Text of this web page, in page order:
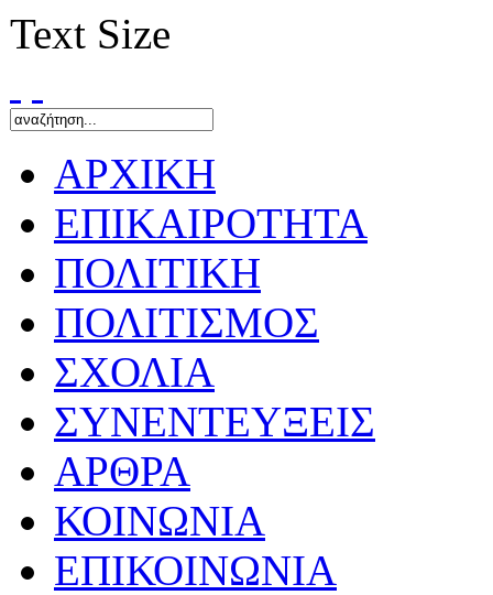
Text Size
ΑΡΧΙΚΗ
ΕΠΙΚΑΙΡΟΤΗΤΑ
ΠΟΛΙΤΙΚΗ
ΠΟΛΙΤΙΣΜΟΣ
ΣΧΟΛΙΑ
ΣΥΝΕΝΤΕΥΞΕΙΣ
ΑΡΘΡΑ
ΚΟΙΝΩΝΙΑ
ΕΠΙΚΟΙΝΩΝΙΑ